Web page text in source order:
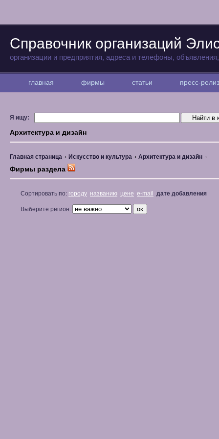
Справочник организаций
организации и предприятия, адреса и телефоны,
главная фирмы статьи пресс-
Я ищу:
Архитектура и дизайн
Главная страница Искусство и культура Архитектура и дизайн
Фирмы раздела
Сортировать по: городу названию цене e-mail дате добавления
Выберите регион: